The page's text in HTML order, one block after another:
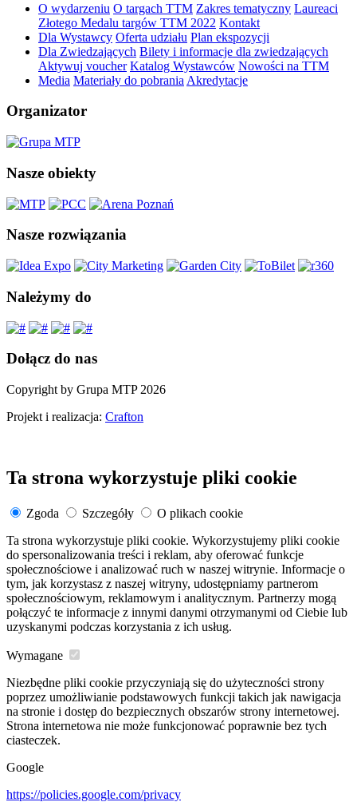
O wydarzeniu O targach TTM Zakres tematyczny Laureaci
Złotego Medalu targów TTM 2022 Kontakt
Dla Wystawcy Oferta udziału Plan ekspozycji
Dla Zwiedzających Bilety i informacje dla zwiedzających
Aktywuj voucher Katalog Wystawców Nowości na TTM
Media Materiały do pobrania Akredytacje
Organizator
Nasze obiekty
Nasze rozwiązania
Należymy do
Dołącz do nas
Copyright by Grupa MTP 2026
Projekt i realizacja: Crafton
Ta strona wykorzystuje pliki cookie
Zgoda Szczegóły
O plikach cookie
Ta strona wykorzystuje pliki cookie. Wykorzystujemy pliki cookie
do spersonalizowania treści i reklam, aby oferować funkcje
społecznościowe i analizować ruch w naszej witrynie. Informacje o
tym, jak korzystasz z naszej witryny, udostępniamy partnerom
społecznościowym, reklamowym i analitycznym. Partnerzy mogą
połączyć te informacje z innymi danymi otrzymanymi od Ciebie lub
uzyskanymi podczas korzystania z ich usług.
Wymagane
Niezbędne pliki cookie przyczyniają się do użyteczności strony
poprzez umożliwianie podstawowych funkcji takich jak nawigacja
na stronie i dostęp do bezpiecznych obszarów strony internetowej.
Strona internetowa nie może funkcjonować poprawnie bez tych
ciasteczek.
Google
https://policies.google.com/privacy